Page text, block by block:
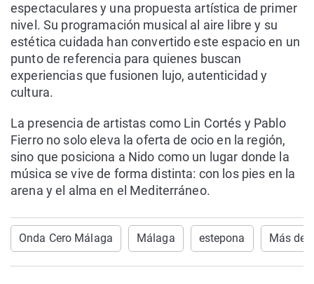
espectaculares y una propuesta artística de primer
nivel. Su programación musical al aire libre y su
estética cuidada han convertido este espacio en un
punto de referencia para quienes buscan
experiencias que fusionen lujo, autenticidad y
cultura.
La presencia de artistas como Lin Cortés y Pablo
Fierro no solo eleva la oferta de ocio en la región,
sino que posiciona a Nido como un lugar donde la
música se vive de forma distinta: con los pies en la
arena y el alma en el Mediterráneo.
Onda Cero Málaga Málaga estepona Más de